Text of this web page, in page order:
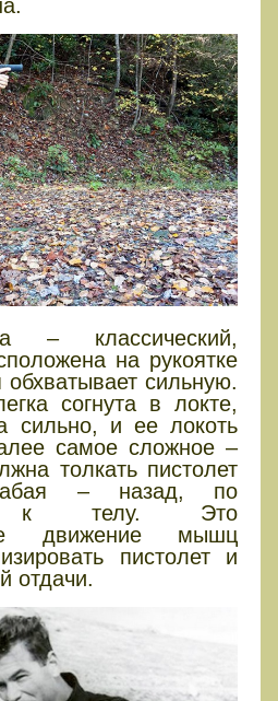
– классический,
на рукоятке
сильную.
согнута в локте,
сильно, и ее локоть
самое сложное –
толкать пистолет
– назад, по
к телу. Это
движение мышц
пистолет и
отдачи.